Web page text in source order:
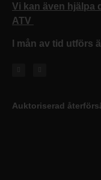
Vi kan även hjälpa
ATV
I mån av tid utförs
Auktoriserad